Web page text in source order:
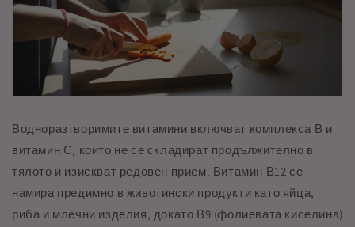
Водноразтворимите витамини включват комплекса В и
витамин С, които не се складират продължително в
тялото и изискват редовен прием. Витамин В12 се
намира предимно в животински продукти като яйца,
риба и млечни изделия, докато В9 (фолиевата киселина)